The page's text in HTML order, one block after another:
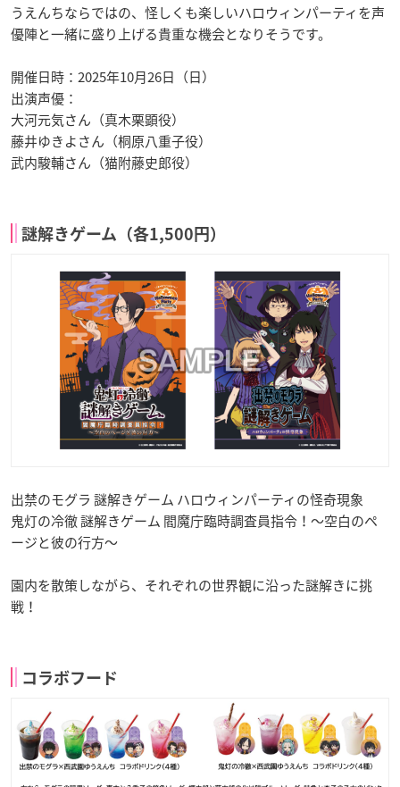
うえんちならではの、怪しくも楽しいハロウィンパーティを声
優陣と一緒に盛り上げる貴重な機会となりそうです。
開催日時：2025年10月26日（日）
出演声優：
大河元気さん（真木栗顕役）
藤井ゆきよさん（桐原八重子役）
武内駿輔さん（猫附藤史郎役）
謎解きゲーム（各1,500円）
出禁のモグラ 謎解きゲーム ハロウィンパーティの怪奇現象
鬼灯の冷徹 謎解きゲーム 閻魔庁臨時調査員指令！～空白のペ
ージと彼の行方～
園内を散策しながら、それぞれの世界観に沿った謎解きに挑
戦！
コラボフード